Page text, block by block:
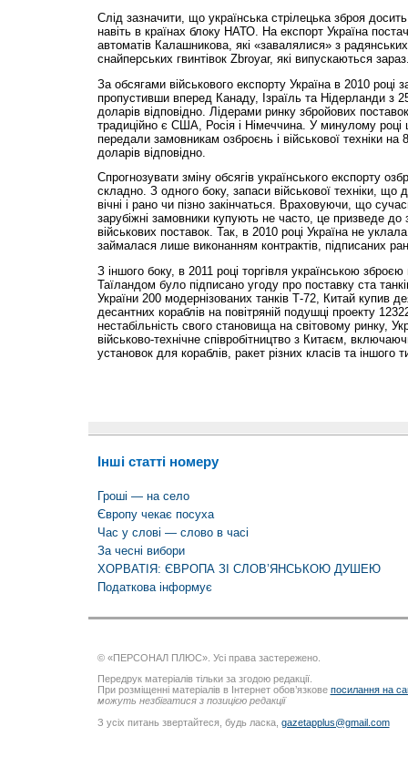
Слід зазначити, що українська стрілецька зброя
навіть в країнах блоку НАТО. На експорт Україна
автоматів Калашникова, які «завалялися» з радянських
снайперських гвинтівок Zbroyar, які випускаються
За обсягами військового експорту Україна в 2010 році
пропустивши вперед Канаду, Ізраїль та Нідерланди з
доларів відповідно. Лідерами ринку збройових поставок
традиційно є США, Росія і Німеччина. У минулому
передали замовникам озброєнь і військової техніки на
доларів відповідно.
Спрогнозувати зміну обсягів українського експорту
складно. З одного боку, запаси військової техніки, що
вічні і рано чи пізно закінчаться. Враховуючи, що
зарубіжні замовники купують не часто, це призведе до
військових поставок. Так, в 2010 році Україна не
займалася лише виконанням контрактів, підписаних
З іншого боку, в 2011 році торгівля українською
Таїландом було підписано угоду про поставку ста
України 200 модернізованих танків Т-72, Китай купив
десантних кораблів на повітряній подушці проекту
нестабільність свого становища на світовому ринку,
військово-технічне співробітництво з Китаєм,
установок для кораблів, ракет різних класів та іншого
Інші статті номеру
Гроші — на село
Європу чекає посуха
Час у слові — слово в часі
За чесні вибори
ХОРВАТІЯ: ЄВРОПА ЗІ СЛОВ’ЯНСЬКОЮ ДУШЕЮ
Податкова інформує
© «ПЕРСОНАЛ ПЛЮС». Усі права застережено.
Передрук матеріалів тільки за згодою редакції.
При розміщенні матеріалів в Інтернет обов’язкове посилання на
можуть незбігатися з позицією редакції
З усіх питань звертайтеся, будь ласка, gazetapplus@gmail.com